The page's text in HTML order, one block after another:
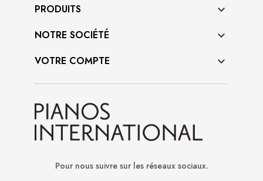
PRODUITS

NOTRE SOCIÉTÉ 
VOTRE COMPTE 
Pour nous suivre sur les réseaux sociaux.